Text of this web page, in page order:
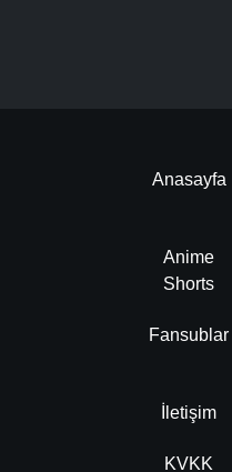
Anasayfa
Anime
Shorts
Fansublar
İletişim
KVKK